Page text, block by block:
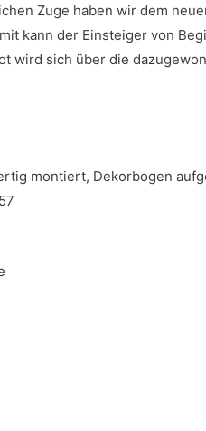
Zuge haben wir dem
kann der Einsteiger von
wird sich über die
montiert, Dekorbogen